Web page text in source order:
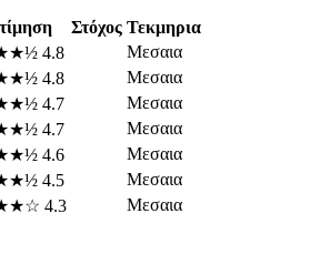
Στόχος Τεκμηρια
4.8
Μεσαια
4.8
Μεσαια
4.7
Μεσαια
4.7
Μεσαια
4.6
Μεσαια
4.5
Μεσαια
4.3
Μεσαια